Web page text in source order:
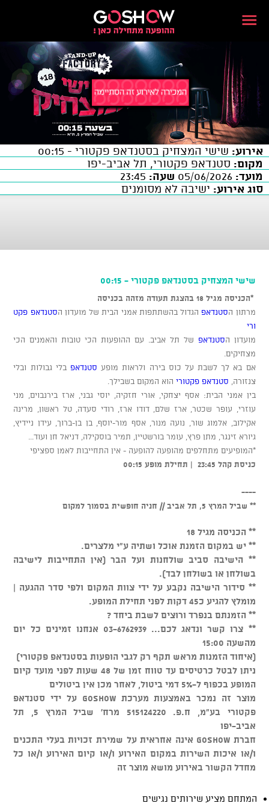
אירוע: שישי המצחיק בסטנדאפ פקטורי - 00:15
מקום: סטנדאפ פקטורי, תל אביב-יפו
מועד:
שעה:
סוג אירוע: ישיבה לא מסומנים
שישי המצחיק בסטנדאפ פקטורי - 00:15
*הכניסה מגיל 18 בהצגת תעודה מזהה בכניסה
מרתון הסטנדאפ הגדול בהשתתפות אמני הבית של מועדון הסטנדאפ פקט
ורי
מועדון הסטנדאפ של תל אביב. עם ההופעות הכי טובות והאמנים הכי
מצחיקים.
אם בא לך לשבת על כוס בירה ולראות מופע סטנדאפ בלי גבולות ובלי
צנזורה, סטנדאפ פקטורי הוא המקום בשבילך.
בין אמני הבית: אסף יצחקי, אורי חזקיה, יוסי גבני, ארז בירנבוים, מני
עוזרי, עופר שכטר, ארז שלם, דודו ארז, רודי סעדה, טל ראשון, מרינה
אקילוב, אלמוג שור, נועה מנור, אסף מור-יוסף, בן בן-ברוך, עידן ניידיץ,
גיורא זינגר, מתן פרץ, עומר בורשטיין, תמיר בוסקילה, דניאל חן ועוד...
*המופיעים מתחלפים מהופעה להופעה - אין התחייבות לאמן ספציפי
כניסת קהל 23:45 | תחילת מופע 00:15
----
** שביל המרץ 5, תל אביב // חניה חופשית בסמוך למקום
** הכניסה מגיל 18
** יש במקום הזמנת אוכל ושתיה ע"י מלצרים.
** הישיבה סביב שולחנות ועל הבר (אין התחייבות לישיבה
בשולחן או בשולחן לבד).
** סידור הישיבה נקבע על ידי צוות המקום ולפי סדר ההגעה |
מומלץ להגיע כ45 דקות לפני תחילת המופע.
** הזמנתם בנפרד ורוצים לשבת ביחד ?
** צרו קשר ונדאג לכם... 03-6762939 אנחנו זמינים כל יום
מהשעה 15:00
(איחוד הזמנות מראש תקף רק לגבי הופעות בסטנדאפ פקטורי)
ניתן לבטל כרטיסים עד טווח זמן של 48 שעות לפני מועד קיום
המופע בכפוף ל-5% דמי ביטול, לאחר מכן אין ביטולים
מוצר זה נמכר באמצעות מערכת GOSHOW על ידי סטנדאפ
פקטורי בע"מ, ח.פ. 515124220 מרח' שביל המרץ 5, תל
אביב-יפו
חברת GOSHOW אינה אחראית על שמירת זכויות בעלי התכנים
ו/או איכות השירות במקום האירוע ו/או קיום האירוע ו/או כל
מחדל הקשור באירוע מושא מוצר זה
המתחם מציע שירותים נגישים